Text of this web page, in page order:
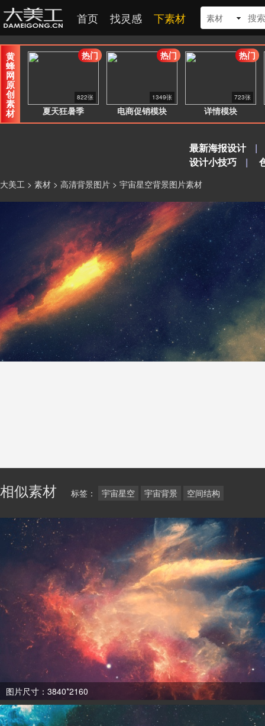
首页 找灵感 下素材 素材
黄
蜂
网
原
创
素
材 夏天狂暑季
822张
热门
电商促销模块
1349张
热门
详情模块
723张
热门
最新海报设计
|
设计小技巧
|
大美工 > 素材 > 高清背景图片 > 宇宙星空背景图片素材
相似素材 标签： 宇宙星空 宇宙背景 空间结构
图片尺寸：3840*2160